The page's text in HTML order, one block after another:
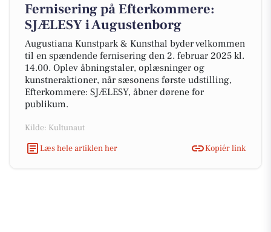
Fernisering på Efterkommere:
SJÆLESY i Augustenborg
Augustiana Kunstpark & Kunsthal byder velkommen
til en spændende fernisering den 2. februar 2025 kl.
14.00. Oplev åbningstaler, oplæsninger og
kunstneraktioner, når sæsonens første udstilling,
Efterkommere: SJÆLESY, åbner dørene for
publikum.
Kilde: Kultunaut
Læs hele artiklen her
Kopiér link